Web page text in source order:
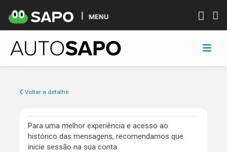
MENU
Voltar a detalhe
Para uma melhor experiência e acesso ao
histórico das mensagens, recomendamos que
inicie sessão na sua conta.